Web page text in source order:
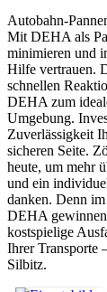
Autobahn-
Mit DEHA als
minimieren und
Hilfe vertrauen.
schnellen
DEHA zum
Umgebung.
Zuverlässigkeit
sicheren Seite.
heute, um mehr
und ein
danken. Denn
DEHA
kostspielige
Ihrer Transporte
Silbitz.